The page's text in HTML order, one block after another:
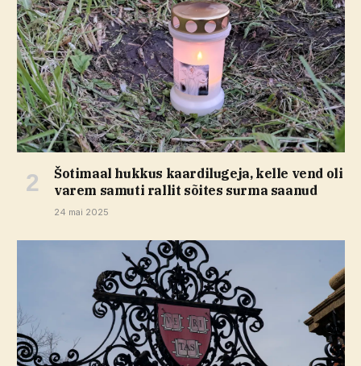
Šotimaal hukkus kaardilugeja, kelle vend oli
varem samuti rallit sõites surma saanud
24 mai 2025